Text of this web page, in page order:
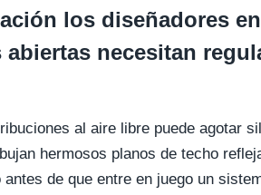
los diseñadores
necesitan
al aire libre puede agotar
hermosos planos de techo
de que entre en juego un